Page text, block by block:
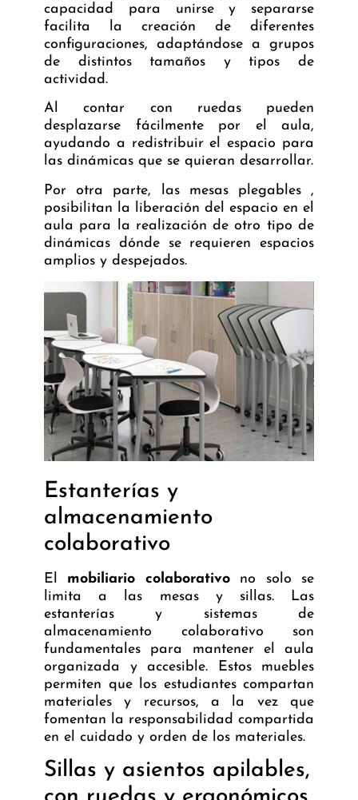
capacidad para unirse y separarse
facilita la creación de diferentes
configuraciones, adaptándose a grupos
de distintos tamaños y tipos de
actividad.
Al contar con ruedas pueden
desplazarse fácilmente por el aula,
ayudando a redistribuir el espacio para
las dinámicas que se quieran desarrollar.
Por otra parte, las mesas plegables ,
posibilitan la liberación del espacio en el
aula para la realización de otro tipo de
dinámicas dónde se requieren espacios
amplios y despejados.
Estanterías y
almacenamiento
colaborativo
El mobiliario colaborativono solo se
limita a las mesas y sillas. Las
estanterías y sistemas de
almacenamiento colaborativo son
fundamentales para mantener el aula
organizada y accesible. Estos muebles
permiten que los estudiantes compartan
materiales y recursos, a la vez que
fomentan la responsabilidad compartida
en el cuidado y orden de los materiales.
Sillas y asientos apilables,